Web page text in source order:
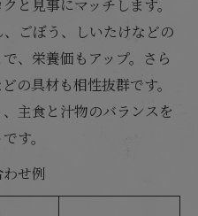
と見事にマッチします。
ごぼう、しいたけなどの
、栄養価もアップ。さら
の具材も相性抜群です。
主食と汁物のバランスを
す。
せ例